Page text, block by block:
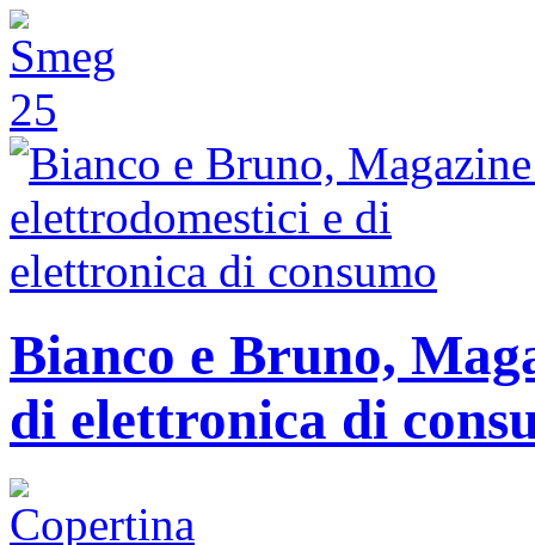
Bianco e Bruno,
di elettronica di